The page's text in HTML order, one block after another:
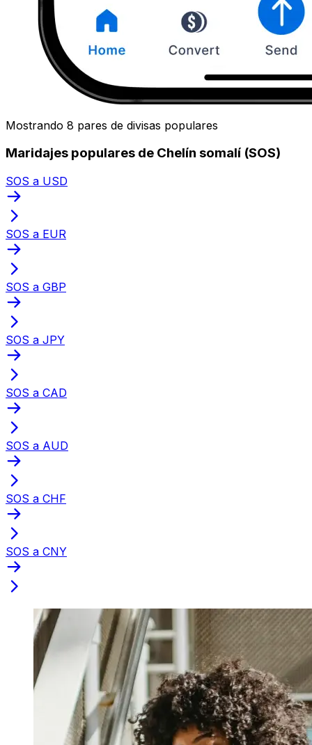
Mostrando 8 pares de divisas populares
Maridajes populares de Chelín somalí (SOS)
SOS a USD
SOS a EUR
SOS a GBP
SOS a JPY
SOS a CAD
SOS a AUD
SOS a CHF
SOS a CNY